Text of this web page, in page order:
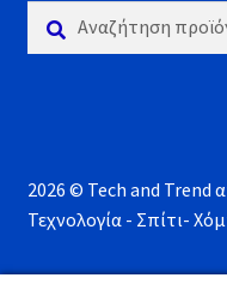
για:
2026 © Tech and Trend
Τεχνολογία - Σπίτι-